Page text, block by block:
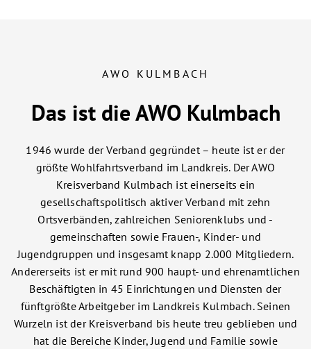
AWO KULMBACH
Das ist die AWO Kulmbach
1946 wurde der Verband gegründet – heute ist er der
größte Wohlfahrtsverband im Landkreis. Der AWO
Kreisverband Kulmbach ist einerseits ein
gesellschaftspolitisch aktiver Verband mit zehn
Ortsverbänden, zahlreichen Seniorenklubs und -
gemeinschaften sowie Frauen-, Kinder- und
Jugendgruppen und insgesamt knapp 2.000 Mitgliedern.
Andererseits ist er mit rund 900 haupt- und ehrenamtlichen
Beschäftigten in 45 Einrichtungen und Diensten der
fünftgrößte Arbeitgeber im Landkreis Kulmbach. Seinen
Wurzeln ist der Kreisverband bis heute treu geblieben und
hat die Bereiche Kinder, Jugend und Familie sowie